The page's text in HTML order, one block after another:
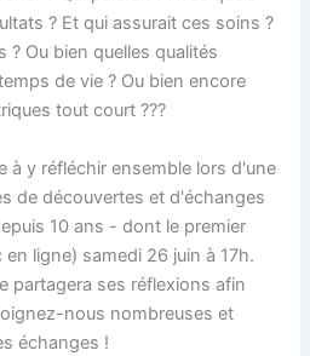
? Et qui assurait ces soins ?
Ou bien quelles qualités
de vie ? Ou bien encore
tout court ???
à y réfléchir ensemble lors d'une
de découvertes et d'échanges
10 ans - dont le premier
ligne) samedi 26 juin à 17h.
partagera ses réflexions afin
nous nombreuses et
échanges !